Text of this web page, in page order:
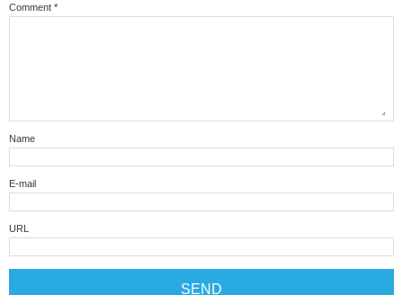
Comment *
Name
E-mail
URL